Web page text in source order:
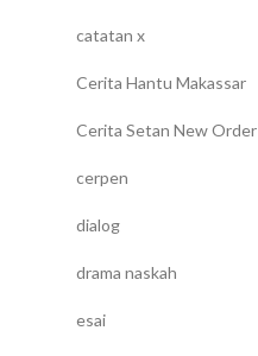
catatan x
Cerita Hantu Makassar
Cerita Setan New Order
cerpen
dialog
drama naskah
esai